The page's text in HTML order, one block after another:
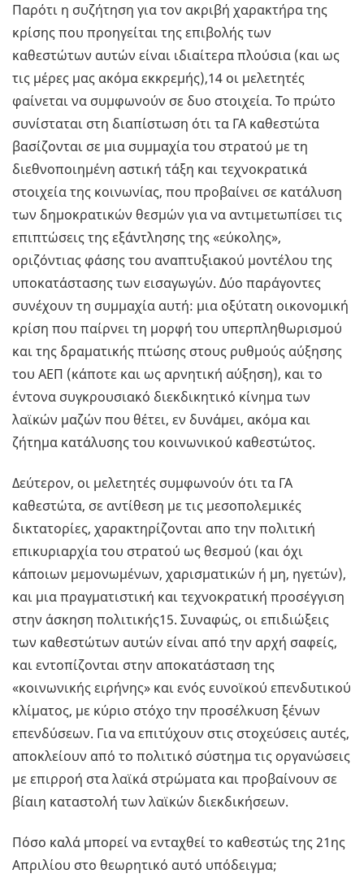
Παρότι η συζήτηση για τον ακριβή χαρακτήρα της
κρίσης που προηγείται της επιβολής των
καθεστώτων αυτών είναι ιδιαίτερα πλούσια (και ως
τις μέρες μας ακόμα εκκρεμής),14 οι μελετητές
φαίνεται να συμφωνούν σε δυο στοιχεία. Το πρώτο
συνίσταται στη διαπίστωση ότι τα ΓΑ καθεστώτα
βασίζονται σε μια συμμαχία του στρατού με τη
διεθνοποιημένη αστική τάξη και τεχνοκρατικά
στοιχεία της κοινωνίας, που προβαίνει σε κατάλυση
των δημοκρατικών θεσμών για να αντιμετωπίσει τις
επιπτώσεις της εξάντλησης της «εύκολης»,
οριζόντιας φάσης του αναπτυξιακού μοντέλου της
υποκατάστασης των εισαγωγών. Δύο παράγοντες
συνέχουν τη συμμαχία αυτή: μια οξύτατη οικονομική
κρίση που παίρνει τη μορφή του υπερπληθωρισμού
και της δραματικής πτώσης στους ρυθμούς αύξησης
του ΑΕΠ (κάποτε και ως αρνητική αύξηση), και το
έντονα συγκρουσιακό διεκδικητικό κίνημα των
λαϊκών μαζών που θέτει, εν δυνάμει, ακόμα και
ζήτημα κατάλυσης του κοινωνικού καθεστώτος.
Δεύτερον, οι μελετητές συμφωνούν ότι τα ΓΑ
καθεστώτα, σε αντίθεση με τις μεσοπολεμικές
δικτατορίες, χαρακτηρίζονται απο την πολιτική
επικυριαρχία του στρατού ως θεσμού (και όχι
κάποιων μεμονωμένων, χαρισματικών ή μη, ηγετών),
και μια πραγματιστική και τεχνοκρατική προσέγγιση
στην άσκηση πολιτικής15. Συναφώς, οι επιδιώξεις
των καθεστώτων αυτών είναι από την αρχή σαφείς,
και εντοπίζονται στην αποκατάσταση της
«κοινωνικής ειρήνης» και ενός ευνοϊκού επενδυτικού
κλίματος, με κύριο στόχο την προσέλκυση ξένων
επενδύσεων. Για να επιτύχουν στις στοχεύσεις αυτές,
αποκλείουν από το πολιτικό σύστημα τις οργανώσεις
με επιρροή στα λαϊκά στρώματα και προβαίνουν σε
βίαιη καταστολή των λαϊκών διεκδικήσεων.
Πόσο καλά μπορεί να ενταχθεί το καθεστώς της 21ης
Απριλίου στο θεωρητικό αυτό υπόδειγμα;